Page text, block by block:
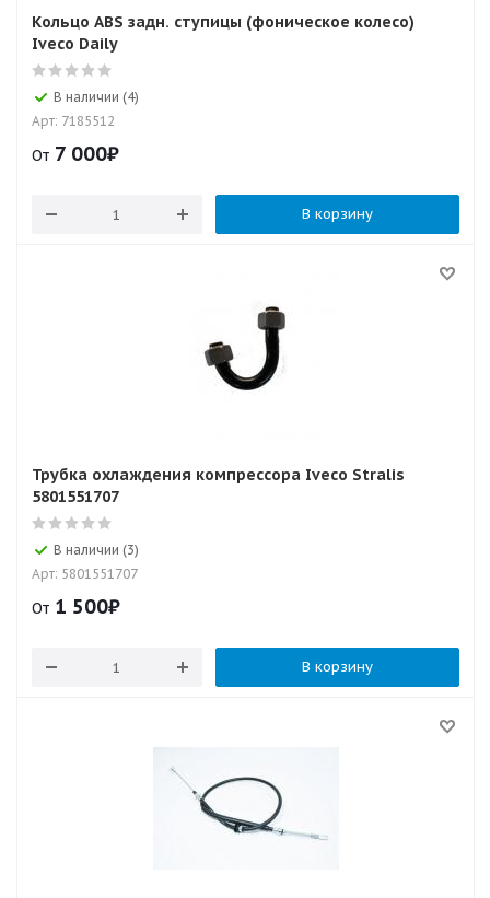
Кольцо ABS задн. ступицы (фоническое колесо)
Iveco Daily
В наличии (4)
Арт: 7185512
От 7 000₽
В корзину
Трубка охлаждения компрессора Iveco Stralis
5801551707
В наличии (3)
Арт: 5801551707
От 1 500₽
В корзину